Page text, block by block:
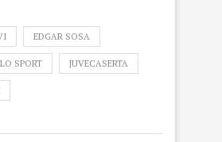
EDGAR SOSA
SPORT JUVECASERTA